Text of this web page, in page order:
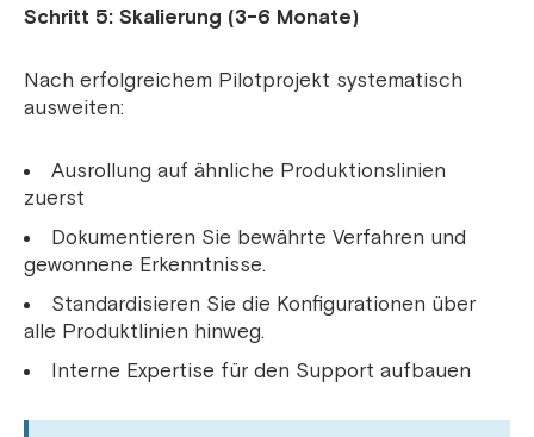
Schritt 5: Skalierung (3-6 Monate)
Nach erfolgreichem Pilotprojekt systematisch
ausweiten:
Ausrollung auf ähnliche Produktionslinien
zuerst
Dokumentieren Sie bewährte Verfahren und
gewonnene Erkenntnisse.
Standardisieren Sie die Konfigurationen über
alle Produktlinien hinweg.
Interne Expertise für den Support aufbauen